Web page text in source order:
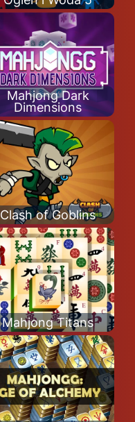
Mahjong Dark
Dimensions
Clash of Goblins
Mahjong Titans